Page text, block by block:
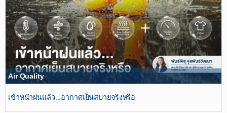
Air Quality
เข้าหน้าฝนแล้ว...อากาศเย็นสบายจริงหรือ